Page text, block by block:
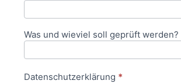
Was und wieviel soll geprüft werden?
Datenschutzerklärung *